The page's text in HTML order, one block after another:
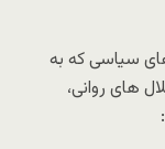
سیاسی که به
های روانی،